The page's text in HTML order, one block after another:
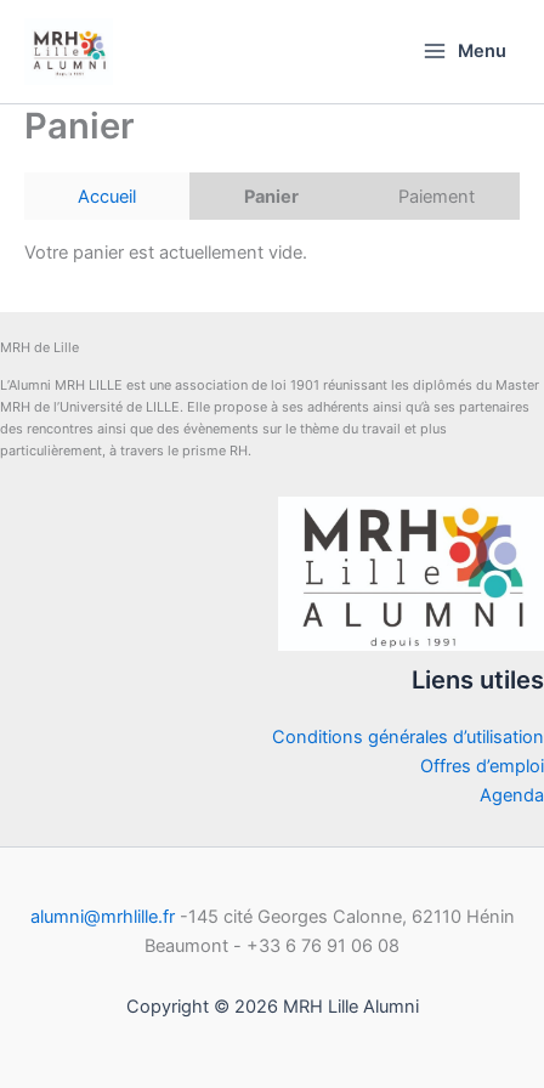
contenu
Menu
Panier
Accueil Panier Paiement
Votre panier est actuellement vide.
MRH de Lille
L’Alumni MRH LILLE est une association de loi 1901 réunissant les diplômés du Master
MRH de l’Université de LILLE. Elle propose à ses adhérents ainsi qu’à ses partenaires
des rencontres ainsi que des évènements sur le thème du travail et plus
particulièrement, à travers le prisme RH.
Liens utiles
Conditions générales d’utilisation
Offres d’emploi
Agenda
alumni@mrhlille.fr-145 cité Georges Calonne, 62110 Hénin
Beaumont - +33 6 76 91 06 08
Copyright © 2026 MRH Lille Alumni